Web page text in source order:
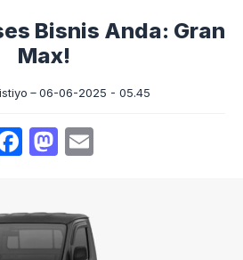
Bisnis Anda: Gran
Max!
06-06-2025 - 05.45
Facebook
Mastodon